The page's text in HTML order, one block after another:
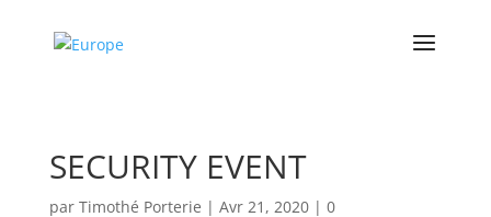
SECURITY EVENT
par Timothé Porterie | Avr 21, 2020| 0